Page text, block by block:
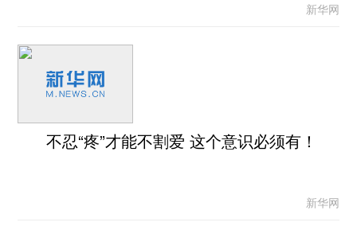
新华网
不忍“疼”才能不割爱 这个意识必须有！
新华网